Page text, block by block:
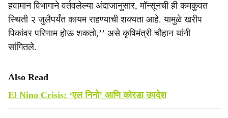
हवामान विभागाने वर्तवलेल्या अंदाजानुसार, मॉन्सूनची ही कमकुवत
स्थिती २ जुलैपर्यंत कायम राहण्याची शक्यता आहे. यामुळे खरीप
पिकांवर परिणाम होऊ शकतो,’’ असे कृषिमंत्री चौहान यांनी
सांगितले.
Also Read
El Nino Crisis: ‘एल निनो’ आणि कोरडा उपदेश